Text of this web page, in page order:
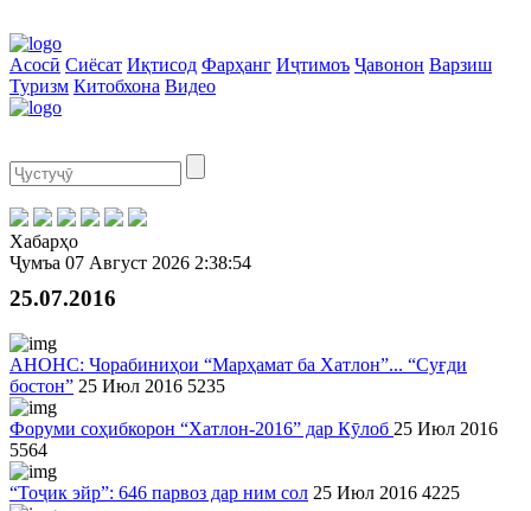
Асосӣ Сиёсат Иқтисод Фарҳанг Иҷтимоъ Ҷавонон Варзиш
Туризм Китобхона Видео
Хабарҳо
Ҷумъа 07 Август 2026 2:38:54
25.07.2016
АНОНС: Чорабиниҳои “Марҳамат ба Хатлон”... “Суғди
бостон” 25 Июл 2016 5235
Форуми соҳибкорон “Хатлон-2016” дар Кӯлоб 25 Июл 2016
5564
“Тоҷик эйр”: 646 парвоз дар ним сол 25 Июл 2016 4225